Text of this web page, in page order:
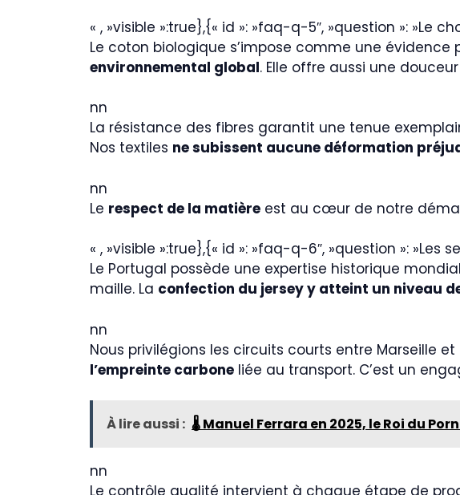
« , »visible »:true},{« id »: »faq-q-5″, »question »: »Le
Le coton biologique s’impose comme une
environnemental global. Elle offre aussi une
nn
La résistance des fibres garantit une tenue
Nos textiles ne subissent aucune déformation
nn
Le respect de la matière est au cœur de notre
« , »visible »:true},{« id »: »faq-q-6″, »question »:
Le Portugal possède une expertise historique
maille. La confection du jersey y atteint un niveau
nn
Nous privilégions les circuits courts entre Marseille
l’empreinte carbone liée au transport. C’est un
À lire aussi : 🌡️ Manuel Ferrara en 2025, le Roi du
nn
Le contrôle qualité intervient à chaque étape de